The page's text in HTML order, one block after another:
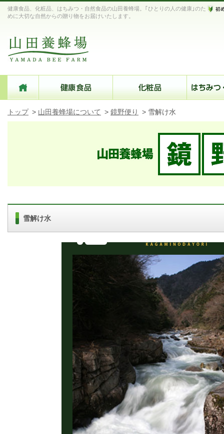
健康食品、化粧品、はちみつ・自然食品の山田養蜂場。｢ひとりの人の健康｣のた
めに大切な自然からの贈り物をお届けいたします。
トップ > 山田養蜂場について > 鏡野便り > 雪解け水
雪解け水